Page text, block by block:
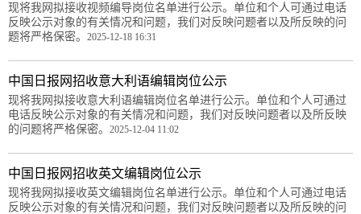
现将我网拟接收视频编导岗位名单进行公示。单位和个人可通过电话
反映公示对象的有关情况和问题，我们对反映问题者以及所反映的问
题将严格保密。 2025-12-18 16:31
中国日报网招收意大利语编辑岗位公示
现将我网拟接收意大利语编辑岗位名单进行公示。单位和个人可通过
电话反映公示对象的有关情况和问题，我们对反映问题者以及所反映
的问题将严格保密。 2025-12-04 11:02
中国日报网招收英文编辑岗位公示
现将我网拟接收英文编辑岗位名单进行公示。单位和个人可通过电话
反映公示对象的有关情况和问题，我们对反映问题者以及所反映的问